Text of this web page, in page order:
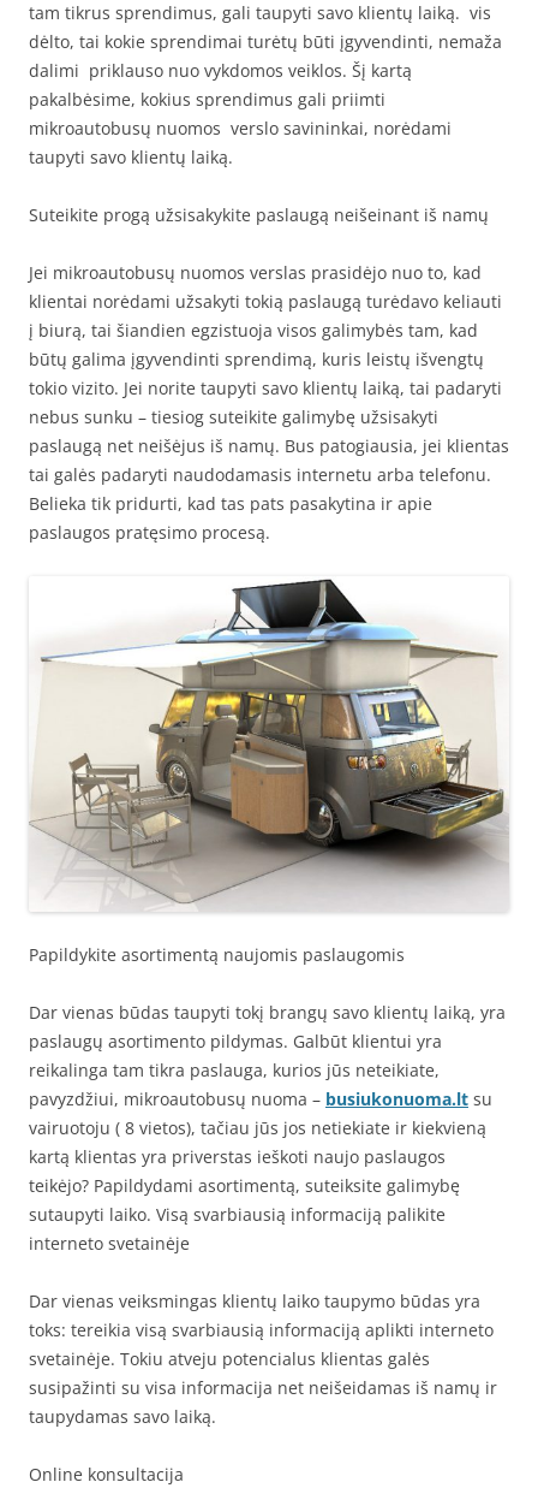
tam tikrus sprendimus, gali taupyti savo klientų laiką. vis
dėlto, tai kokie sprendimai turėtų būti įgyvendinti, nemaža
dalimi priklauso nuo vykdomos veiklos. Šį kartą
pakalbėsime, kokius sprendimus gali priimti
mikroautobusų nuomos verslo savininkai, norėdami
taupyti savo klientų laiką.
Suteikite progą užsisakykite paslaugą neišeinant iš namų
Jei mikroautobusų nuomos verslas prasidėjo nuo to, kad
klientai norėdami užsakyti tokią paslaugą turėdavo keliauti
į biurą, tai šiandien egzistuoja visos galimybės tam, kad
būtų galima įgyvendinti sprendimą, kuris leistų išvengtų
tokio vizito. Jei norite taupyti savo klientų laiką, tai padaryti
nebus sunku – tiesiog suteikite galimybę užsisakyti
paslaugą net neišėjus iš namų. Bus patogiausia, jei klientas
tai galės padaryti naudodamasis internetu arba telefonu.
Belieka tik pridurti, kad tas pats pasakytina ir apie
paslaugos pratęsimo procesą.
Papildykite asortimentą naujomis paslaugomis
Dar vienas būdas taupyti tokį brangų savo klientų laiką, yra
paslaugų asortimento pildymas. Galbūt klientui yra
reikalinga tam tikra paslauga, kurios jūs neteikiate,
pavyzdžiui, mikroautobusų nuoma – busiukonuoma.lt su
vairuotoju ( 8 vietos), tačiau jūs jos netiekiate ir kiekvieną
kartą klientas yra priverstas ieškoti naujo paslaugos
teikėjo? Papildydami asortimentą, suteiksite galimybę
sutaupyti laiko. Visą svarbiausią informaciją palikite
interneto svetainėje
Dar vienas veiksmingas klientų laiko taupymo būdas yra
toks: tereikia visą svarbiausią informaciją aplikti interneto
svetainėje. Tokiu atveju potencialus klientas galės
susipažinti su visa informacija net neišeidamas iš namų ir
taupydamas savo laiką.
Online konsultacija